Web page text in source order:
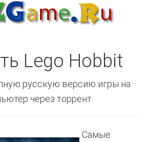
Lego Hobbit
русскую версию игры на
через торрент
Самые